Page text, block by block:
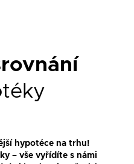
hypotéce na trhu!
– vše vyřídíte s námi